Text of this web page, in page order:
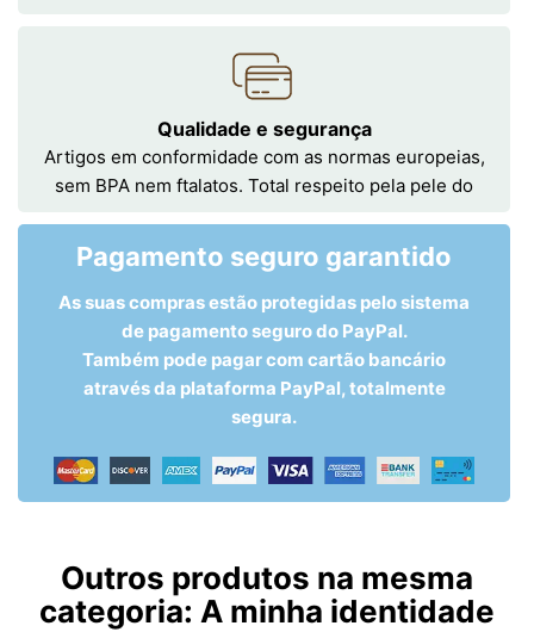
Qualidade e segurança
Artigos em conformidade com as normas europeias,
sem BPA nem ftalatos. Total respeito pela pele do
Pagamento seguro garantido
As suas compras estão protegidas pelo sistema
de pagamento seguro do PayPal.
Também pode pagar com cartão bancário
através da plataforma PayPal, totalmente
segura.
Outros produtos na mesma
categoria: A minha identidade